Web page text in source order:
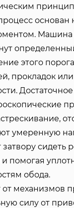
Машина
этого
прокладок
умеренную
затвору
помогая
обода.
от механизмов
силу от